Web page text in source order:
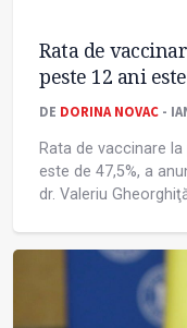
Rata de
peste 12 ani
DE DORINA NOVAC -
Rata de vaccinare
este de 47,5%, a
dr. Valeriu